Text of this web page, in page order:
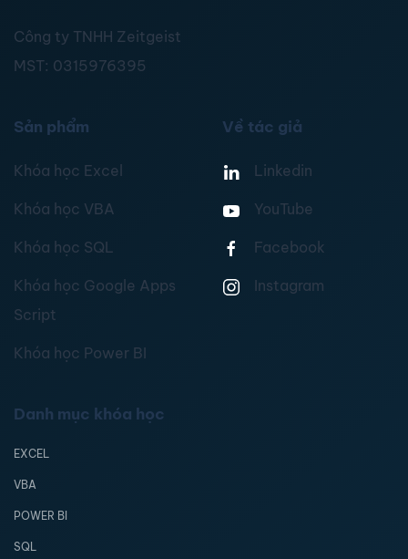
Công ty TNHH Zeitgeist
MST: 0315976395
Sản phẩm
Khóa học Excel
Khóa học VBA
Khóa học SQL
Khóa học Google Apps
Script
Khóa học Power BI
Về tác giả
Linkedin
YouTube
Facebook
Instagram
Danh mục khóa học
EXCEL
VBA
POWER BI
SQL